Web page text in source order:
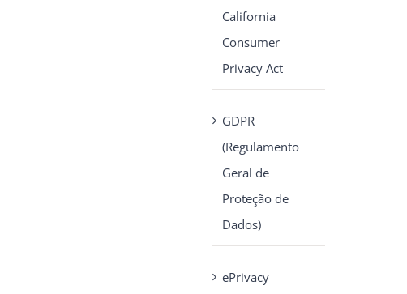
California
Consumer
Privacy Act
GDPR
(Regulamento
Geral de
Proteção de
Dados)
ePrivacy